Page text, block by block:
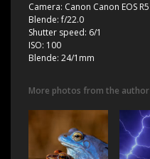
Camera: Canon Canon EOS R5
Blende:f/22.0
Shutter speed: 6/1
ISO: 100
Blende: 24/1mm
More photos from the author